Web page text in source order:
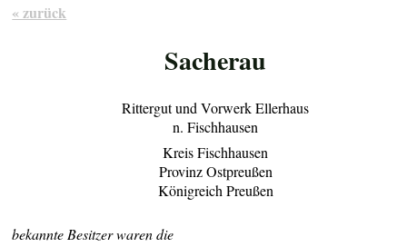
« zurück
Sacherau
Rittergut und Vorwerk Ellerhaus
n. Fischhausen
Kreis Fischhausen
Provinz Ostpreußen
Königreich Preußen
bekannte Besitzer waren die